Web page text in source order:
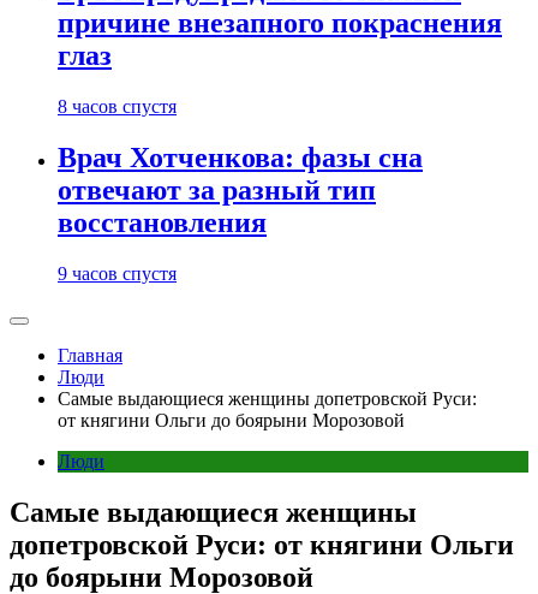
причине внезапного покраснения
глаз
8 часов спустя
Врач Хотченкова: фазы сна
отвечают за разный тип
восстановления
9 часов спустя
Главная
Люди
Самые выдающиеся женщины допетровской Руси:
от княгини Ольги до боярыни Морозовой
Люди
Самые выдающиеся женщины
допетровской Руси: от княгини Ольги
до боярыни Морозовой